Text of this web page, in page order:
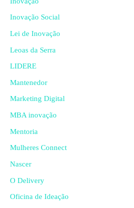
Inovação Social
Lei de Inovação
Leoas da Serra
LIDERE
Mantenedor
Marketing Digital
MBA inovação
Mentoria
Mulheres Connect
Nascer
O Delivery
Oficina de Ideação